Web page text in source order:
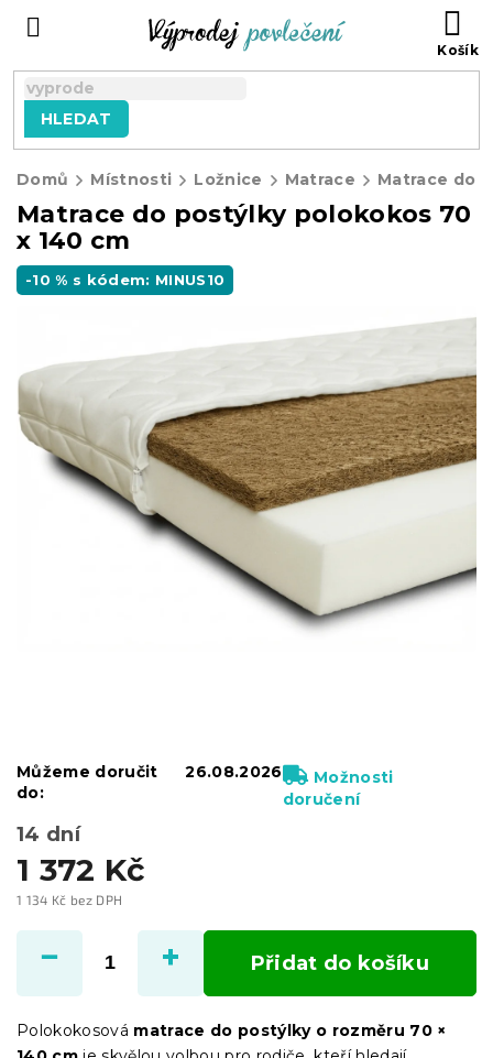
HLEDAT
Domů Místnosti Ložnice Matrace Matrace do
Matrace do postýlky polokokos 70
x 140 cm
-10 % s kódem: MINUS10
1 372 Kč
1 134 Kč bez DPH
cena:
14 dní
Můžeme doručit
do:
26.08.2026
Možnosti
doručení
Přidat do košíku
Polokokosová matrace do postýlky o rozměru 70 ×